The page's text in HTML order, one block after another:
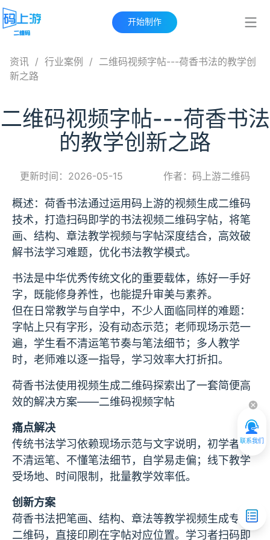
开始制作
联系我们
资讯 / 行业案例 / 二维码视频字帖---荷香书法的教学创
新之路
二维码视频字帖---荷香书法
的教学创新之路
更新时间：2026-05-15 作者：码上游二维码
概述：荷香书法通过运用码上游的视频生成二维码
技术，打造扫码即学的书法视频二维码字帖，将笔
画、结构、章法教学视频与字帖深度结合，高效破
解书法学习难题，优化书法教学模式。
书法是中华优秀传统文化的重要载体，练好一手好
字，既能修身养性，也能提升审美与素养。
但在日常教学与自学中，不少人面临同样的难题：
字帖上只有字形，没有动态示范；老师现场示范一
遍，学生看不清运笔节奏与笔法细节；多人教学
时，老师难以逐一指导，学习效率大打折扣。
荷香书法使用视频生成二维码探索出了一套简便高
效的解决方案——二维码视频字帖
痛点解决
传统书法学习依赖现场示范与文字说明，初学者看
不清运笔、不懂笔法细节，自学易走偏；线下教学
受场地、时间限制，批量教学效率低。
创新方案
荷香书法把笔画、结构、章法等教学视频生成专属
二维码，直接印刷在字帖对应位置。学习者扫码即